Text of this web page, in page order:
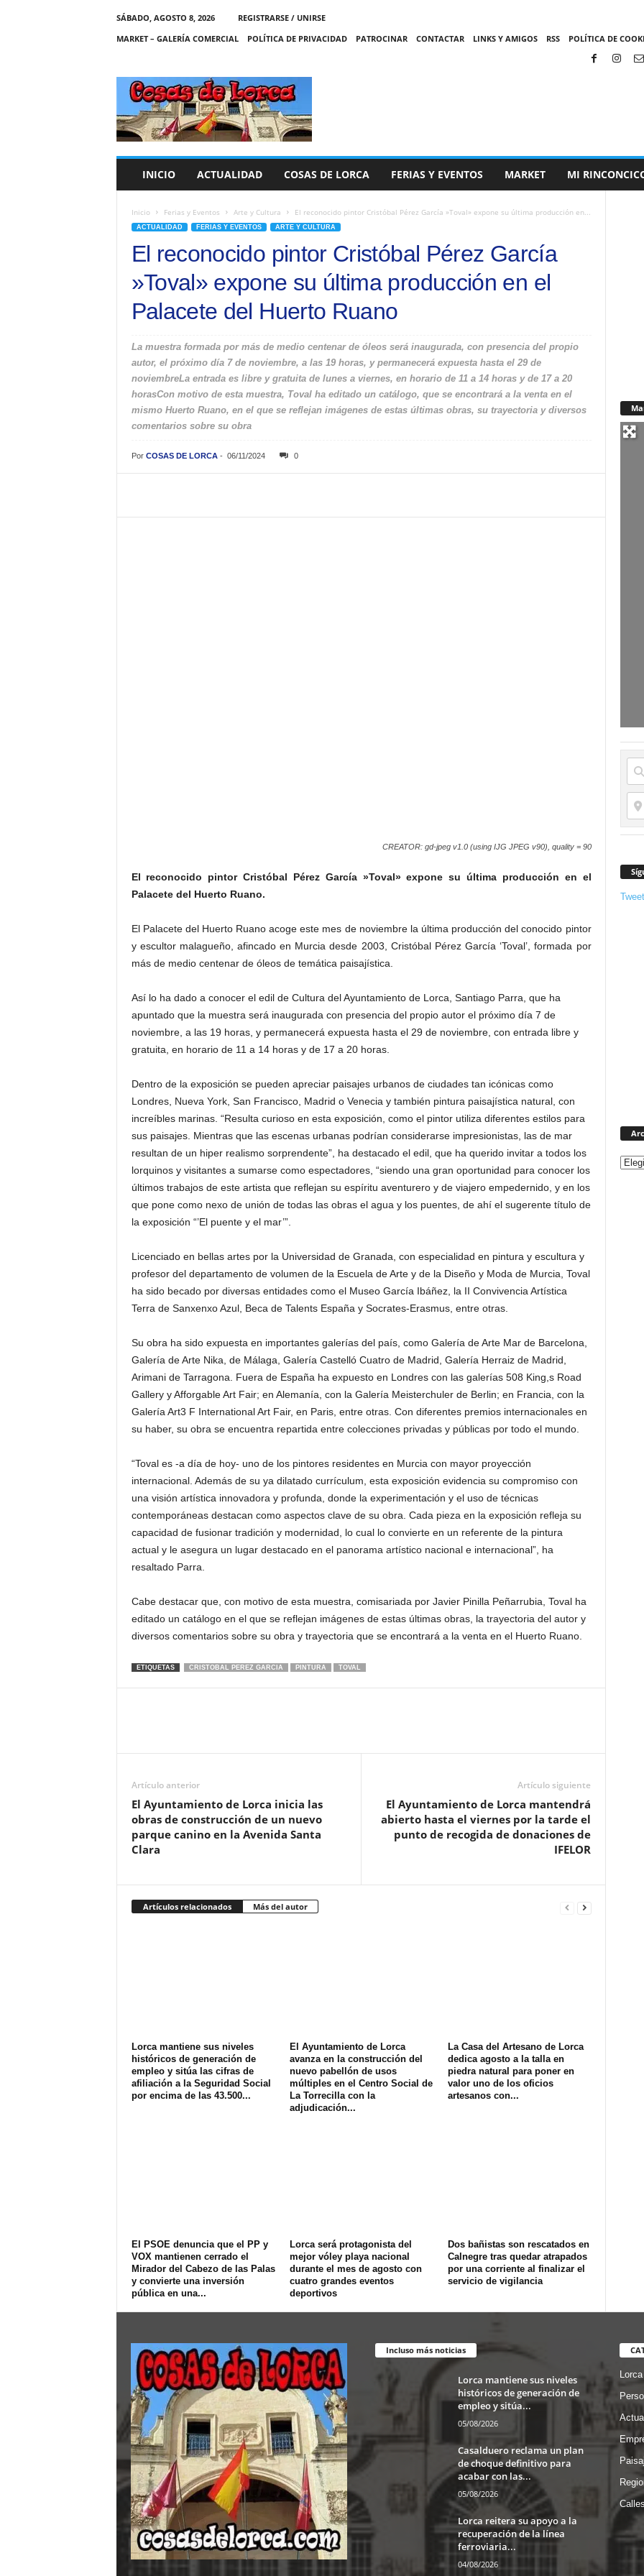
SÁBADO, AGOSTO 8, 2026
REGISTRARSE / UNIRSE
MARKET – GALERÍA COMERCIAL
POLÍTICA DE PRIVACIDAD PATROCINAR CONTACTAR LINKS Y AMIGOS RSS POLÍTICA DE
C
A
S
INICIO ACTUALIDAD COSAS DE LORCA FERIAS Y EVENTOS MARKET MI
Inicio Ferias y Eventos Arte y Cultura El reconocido pintor Cristóbal Pérez García »Toval» expone su última producción en...
ACTUALIDAD FERIAS Y EVENTOS ARTE Y CULTURA
El reconocido pintor Cristóbal Pérez García
»Toval» expone su última producción en el
Palacete del Huerto Ruano
La muestra formada por más de medio centenar de óleos será inaugurada, con presencia del propio
autor, el próximo día 7 de noviembre, a las 19 horas, y permanecerá expuesta hasta el 29 de
noviembreLa entrada es libre y gratuita de lunes a viernes, en horario de 11 a 14 horas y de 17 a 20
horasCon motivo de esta muestra, Toval ha editado un catálogo, que se encontrará a la venta en el
mismo Huerto Ruano, en el que se reflejan imágenes de estas últimas obras, su trayectoria y diversos
comentarios sobre su obra
Por COSAS DE LORCA- 06/11/2024 0
CREATOR: gd-jpeg v1.0 (using IJG JPEG v90), quality = 90
El reconocido pintor Cristóbal Pérez García »Toval» expone su última producción en el
Palacete del Huerto Ruano.
El Palacete del Huerto Ruano acoge este mes de noviembre la última producción del conocido pintor
y escultor malagueño, afincado en Murcia desde 2003, Cristóbal Pérez García ‘Toval’, formada por
más de medio centenar de óleos de temática paisajística.
Así lo ha dado a conocer el edil de Cultura del Ayuntamiento de Lorca, Santiago Parra, que ha
apuntado que la muestra será inaugurada con presencia del propio autor el próximo día 7 de
noviembre, a las 19 horas, y permanecerá expuesta hasta el 29 de noviembre, con entrada libre y
gratuita, en horario de 11 a 14 horas y de 17 a 20 horas.
Dentro de la exposición se pueden apreciar paisajes urbanos de ciudades tan icónicas como
Londres, Nueva York, San Francisco, Madrid o Venecia y también pintura paisajística natural, con
increíbles marinas. “Resulta curioso en esta exposición, como el pintor utiliza diferentes estilos para
sus paisajes. Mientras que las escenas urbanas podrían considerarse impresionistas, las de mar
resultan de un hiper realismo sorprendente”, ha destacado el edil, que ha querido invitar a todos los
lorquinos y visitantes a sumarse como espectadores, “siendo una gran oportunidad para conocer los
últimos trabajos de este artista que reflejan su espíritu aventurero y de viajero empedernido, y en los
que pone como nexo de unión de todas las obras el agua y los puentes, de ahí el sugerente título de
la exposición “’El puente y el mar’”.
Licenciado en bellas artes por la Universidad de Granada, con especialidad en pintura y escultura y
profesor del departamento de volumen de la Escuela de Arte y de la Diseño y Moda de Murcia, Toval
ha sido becado por diversas entidades como el Museo García Ibáñez, la II Convivencia Artística
Terra de Sanxenxo Azul, Beca de Talents España y Socrates-Erasmus, entre otras.
Su obra ha sido expuesta en importantes galerías del país, como Galería de Arte Mar de Barcelona,
Galería de Arte Nika, de Málaga, Galería Castelló Cuatro de Madrid, Galería Herraiz de Madrid,
Arimani de Tarragona. Fuera de España ha expuesto en Londres con las galerías 508 King,s Road
Gallery y Afforgable Art Fair; en Alemanía, con la Galería Meisterchuler de Berlin; en Francia, con la
Galería Art3 F International Art Fair, en Paris, entre otras. Con diferentes premios internacionales en
su haber, su obra se encuentra repartida entre colecciones privadas y públicas por todo el mundo.
“Toval es -a día de hoy- uno de los pintores residentes en Murcia con mayor proyección
internacional. Además de su ya dilatado currículum, esta exposición evidencia su compromiso con
una visión artística innovadora y profunda, donde la experimentación y el uso de técnicas
contemporáneas destacan como aspectos clave de su obra. Cada pieza en la exposición refleja su
capacidad de fusionar tradición y modernidad, lo cual lo convierte en un referente de la pintura
actual y le asegura un lugar destacado en el panorama artístico nacional e internacional”, ha
resaltado Parra.
Cabe destacar que, con motivo de esta muestra, comisariada por Javier Pinilla Peñarrubia, Toval ha
editado un catálogo en el que se reflejan imágenes de estas últimas obras, la trayectoria del autor y
diversos comentarios sobre su obra y trayectoria que se encontrará a la venta en el Huerto Ruano.
ETIQUETAS CRISTOBAL PEREZ GARCIA PINTURA TOVAL
Artículo anterior
El Ayuntamiento de Lorca inicia las
obras de construcción de un nuevo
parque canino en la Avenida Santa
Clara
Artículo siguiente
El Ayuntamiento de Lorca mantendrá
abierto hasta el viernes por la tarde el
punto de recogida de donaciones de
IFELOR
Artículos relacionados Más del autor
Lorca mantiene sus niveles
históricos de generación de
empleo y sitúa las cifras de
afiliación a la Seguridad Social
por encima de las 43.500...
El Ayuntamiento de Lorca
avanza en la construcción del
nuevo pabellón de usos
múltiples en el Centro Social de
La Torrecilla con la
adjudicación...
La Casa del Artesano de Lorca
dedica agosto a la talla en
piedra natural para poner en
valor uno de los oficios
artesanos con...
El PSOE denuncia que el PP y
VOX mantienen cerrado el
Mirador del Cabezo de las Palas
y convierte una inversión
pública en una...
Lorca será protagonista del
mejor vóley playa nacional
durante el mes de agosto con
cuatro grandes eventos
deportivos
Dos bañistas son rescatados en
Calnegre tras quedar atrapados
por una corriente al finalizar el
servicio de vigilancia
Incluso más noticias
Lorca mantiene sus niveles
históricos de generación de
empleo y sitúa...
05/08/2026
Casalduero reclama un plan
de choque definitivo para
acabar con las...
05/08/2026
Lorca reitera su apoyo a la
recuperación de la línea
ferroviaria...
04/08/2026
Lorca